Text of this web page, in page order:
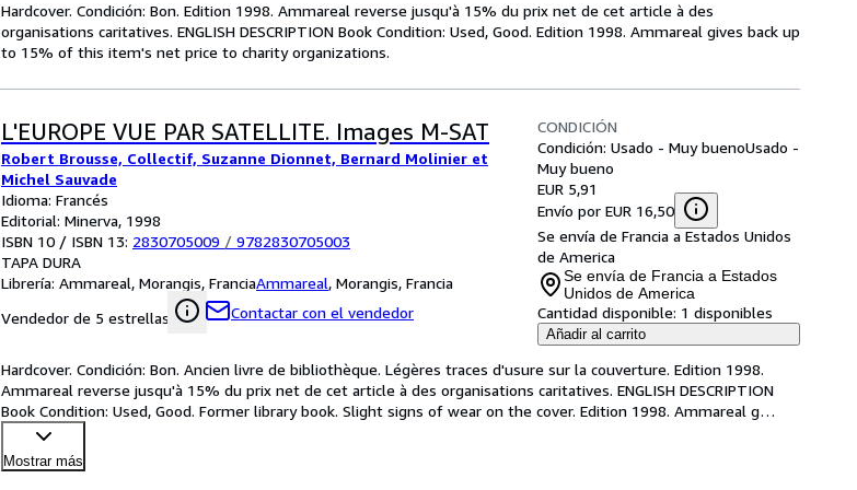
Hardcover. Condición: Bon. Edition 1998. Ammareal reverse jusqu'à 15% du prix net de cet article à des
organisations caritatives. ENGLISH DESCRIPTION Book Condition: Used, Good. Edition 1998. Ammareal gives back up
to 15% of this item's net price to charity organizations.
L'EUROPE VUE PAR SATELLITE. Images M-SAT
Robert Brousse, Collectif, Suzanne Dionnet, Bernard Molinier et
Michel Sauvade
Idioma: Francés
Editorial: Minerva, 1998
ISBN 10 / ISBN 13: 2830705009 / 9782830705003
TAPA DURA
Librería: Ammareal, Morangis, FranciaAmmareal, Morangis, Francia
Vendedor de 5 estrellas
Contactar con el vendedor
CONDICIÓN
Condición: Usado - Muy buenoUsado -
Muy bueno
EUR 5,91
Envío por EUR 16,50
Se envía de Francia a Estados Unidos
de America
Se envía de Francia a Estados
Unidos de America
Cantidad disponible: 1 disponibles
Añadir al carrito
Hardcover. Condición: Bon. Ancien livre de bibliothèque. Légères traces d'usure sur la couverture. Edition 1998.
Ammareal reverse jusqu'à 15% du prix net de cet article à des organisations caritatives. ENGLISH DESCRIPTION
Book Condition: Used, Good. Former library book. Slight signs of wear on the cover. Edition 1998. Ammareal g…
Mostrar más